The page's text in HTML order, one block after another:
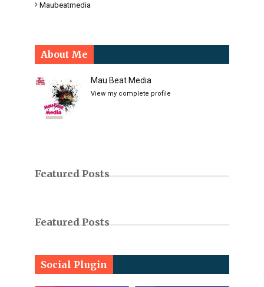
Maubeatmedia
About Me
Mau Beat Media
View my complete profile
Featured Posts
Featured Posts
Social Plugin